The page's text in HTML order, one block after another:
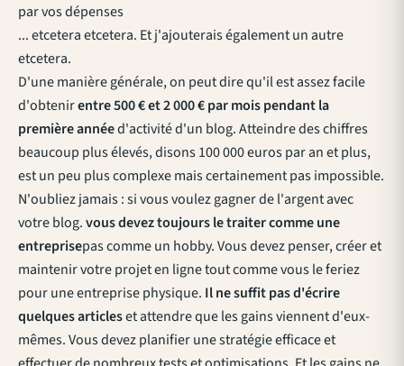
par vos dépenses
... etcetera etcetera. Et j'ajouterais également un autre
etcetera.
D'une manière générale, on peut dire qu'il est assez facile
d'obtenirentre 500 € et 2 000 € par mois pendant la
première annéed'activité d'un blog. Atteindre des chiffres
beaucoup plus élevés, disons 100 000 euros par an et plus,
est un peu plus complexe mais certainement pas impossible.
N'oubliez jamais : si vous voulez gagner de l'argent avec
votre blog.vous devez toujours le traiter comme une
entreprisepas comme un hobby. Vous devez penser, créer et
maintenir votre projet en ligne tout comme vous le feriez
pour une entreprise physique. Il ne suffit pas d'écrire
quelques articleset attendre que les gains viennent d'eux-
mêmes. Vous devez planifier une stratégie efficace et